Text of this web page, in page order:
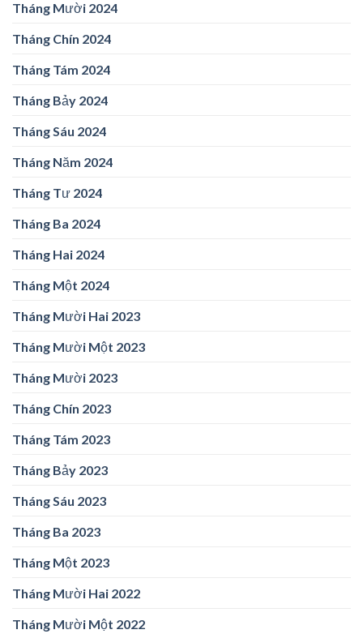
Tháng Mười 2024
Tháng Chín 2024
Tháng Tám 2024
Tháng Bảy 2024
Tháng Sáu 2024
Tháng Năm 2024
Tháng Tư 2024
Tháng Ba 2024
Tháng Hai 2024
Tháng Một 2024
Tháng Mười Hai 2023
Tháng Mười Một 2023
Tháng Mười 2023
Tháng Chín 2023
Tháng Tám 2023
Tháng Bảy 2023
Tháng Sáu 2023
Tháng Ba 2023
Tháng Một 2023
Tháng Mười Hai 2022
Tháng Mười Một 2022